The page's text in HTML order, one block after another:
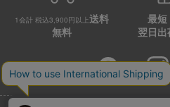
1会計 税込3,900円以上送料
無料
最短
翌日出